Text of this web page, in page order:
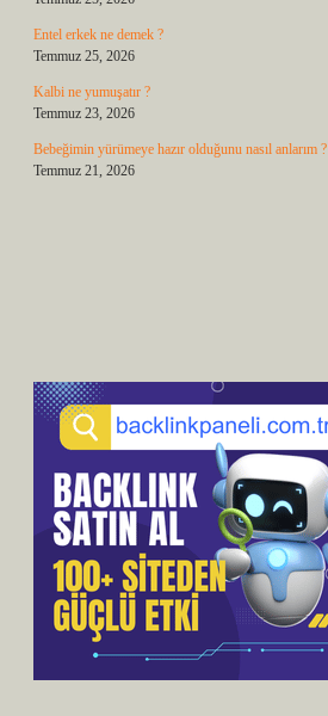
Entel erkek ne demek ?
Temmuz 25, 2026
Kalbi ne yumuşatır ?
Temmuz 23, 2026
Bebeğimin yürümeye hazır olduğunu nasıl anlarım ?
Temmuz 21, 2026